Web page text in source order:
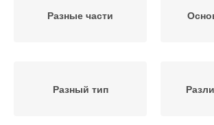
Разные части
Разный тип